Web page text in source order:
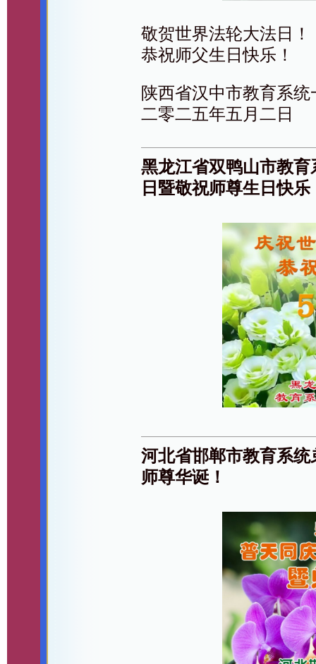
敬贺世界法轮大法日！
恭祝师父生日快乐！
陕西省汉中市教育系
二零二五年五月二日
黑龙江省双鸭山市教
日暨敬祝师尊生日快乐
河北省邯郸市教育系
师尊华诞！